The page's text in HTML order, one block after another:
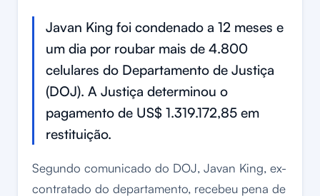
Javan King foi condenado a 12 meses e
um dia por roubar mais de 4.800
celulares do Departamento de Justiça
(DOJ). A Justiça determinou o
pagamento de US$ 1.319.172,85 em
restituição.
Segundo comunicado do DOJ, Javan King, ex-
contratado do departamento, recebeu pena de